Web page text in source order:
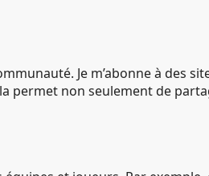
Je m’abonne à des
permet non seulement de